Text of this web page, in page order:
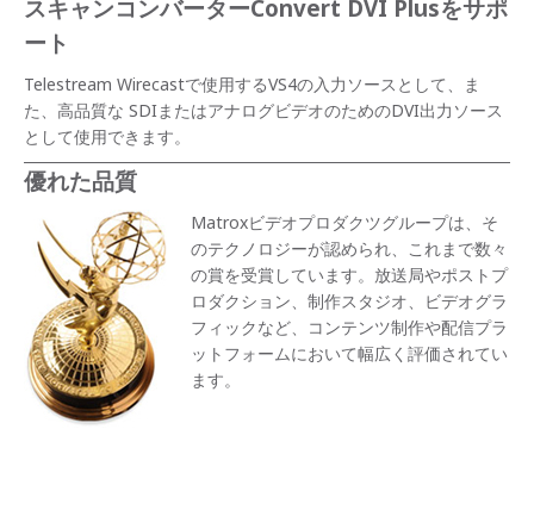
スキャンコンバーターConvert DVI Plusをサポ
ート
Telestream Wirecastで使用するVS4の入力ソースとして、ま
た、高品質な SDIまたはアナログビデオのためのDVI出力ソース
として使用できます。
優れた品質
Matroxビデオプロダクツグループは、そ
のテクノロジーが認められ、これまで数々
の賞を受賞しています。放送局やポストプ
ロダクション、制作スタジオ、ビデオグラ
フィックなど、コンテンツ制作や配信プラ
ットフォームにおいて幅広く評価されてい
ます。